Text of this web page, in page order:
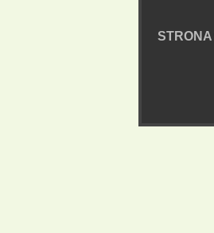
STRONA